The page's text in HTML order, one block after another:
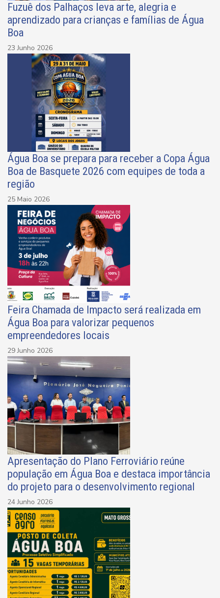
Fuzuê dos Palhaços leva arte, alegria e
aprendizado para crianças e famílias de Água
Boa
23 Junho 2026
Água Boa se prepara para receber a Copa Água
Boa de Basquete 2026 com equipes de toda a
região
25 Maio 2026
Feira Chamada de Impacto será realizada em
Água Boa para valorizar pequenos
empreendedores locais
29 Junho 2026
Apresentação do Plano Ferroviário reúne
população em Água Boa e destaca importância
do projeto para o desenvolvimento regional
24 Junho 2026